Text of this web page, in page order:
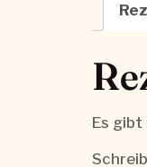
Es gibt